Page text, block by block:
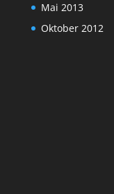
Mai 2013
Oktober 2012